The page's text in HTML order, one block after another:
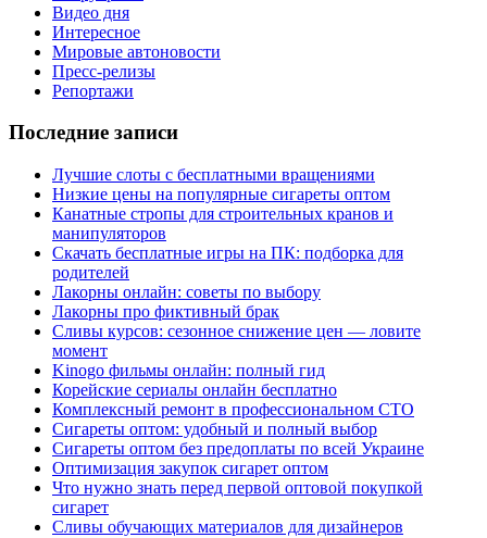
Видео дня
Интересное
Мировые автоновости
Пресс-релизы
Репортажи
Последние записи
Лучшие слоты с бесплатными вращениями
Низкие цены на популярные сигареты оптом
Канатные стропы для строительных кранов и
манипуляторов
Скачать бесплатные игры на ПК: подборка для
родителей
Лакорны онлайн: советы по выбору
Лакорны про фиктивный брак
Сливы курсов: сезонное снижение цен — ловите
момент
Kinogo фильмы онлайн: полный гид
Корейские сериалы онлайн бесплатно
Комплексный ремонт в профессиональном СТО
Сигареты оптом: удобный и полный выбор
Сигареты оптом без предоплаты по всей Украине
Оптимизация закупок сигарет оптом
Что нужно знать перед первой оптовой покупкой
сигарет
Сливы обучающих материалов для дизайнеров